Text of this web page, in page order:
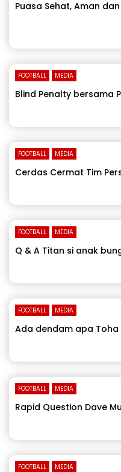
Puasa Sehat, Aman
FOOTBALL MEDIA
Blind Penalty bersama
FOOTBALL MEDIA
Cerdas Cermat Tim
FOOTBALL MEDIA
Q & A Titan si anak
FOOTBALL MEDIA
Ada dendam apa Toha
FOOTBALL MEDIA
Rapid Question Dave
FOOTBALL MEDIA